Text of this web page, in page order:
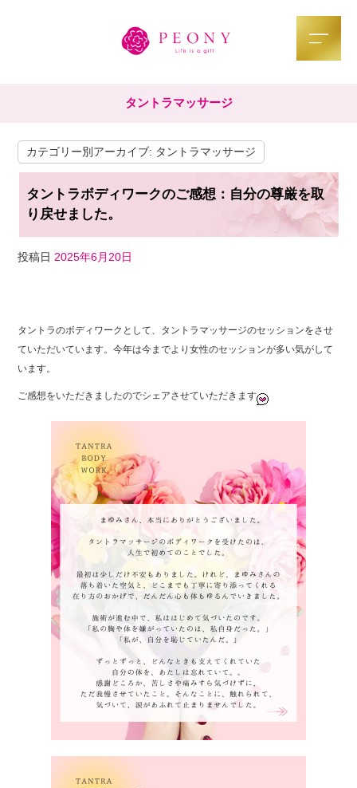
タントラマッサージ
カテゴリー別アーカイブ: タントラマッサージ
タントラボディワークのご感想：自分の尊厳を取
り戻せました。
投稿日 2025年6月20日
a
c
e
b
o
k
wi
tt
n
e
タントラのボディワークとして、タントラマッサージのセッションをさせ
ていただいています。今年は今までより女性のセッションが多い気がして
います。
ご感想をいただきましたのでシェアさせていただきます